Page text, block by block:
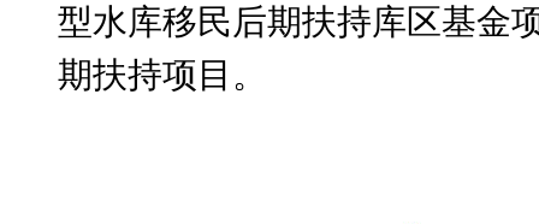
型水库移民后期扶持库区基金
期扶持项目。